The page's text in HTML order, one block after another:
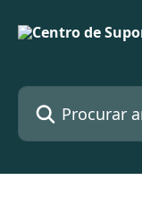
Procurar artigos...